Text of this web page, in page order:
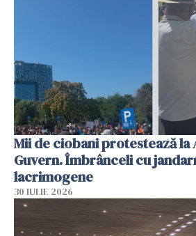
Mii de ciobani protestează la
Guvern. Îmbrânceli cu
lacrimogene
30 IULIE 2026